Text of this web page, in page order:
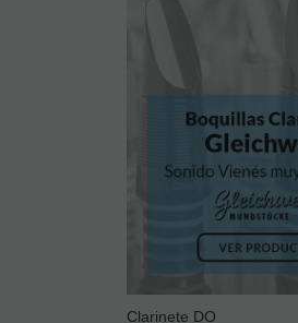
Clarinete DO